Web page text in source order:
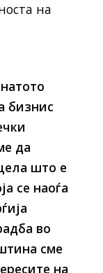
на
бизнис
да
што е
се наоѓа
во
сме
на